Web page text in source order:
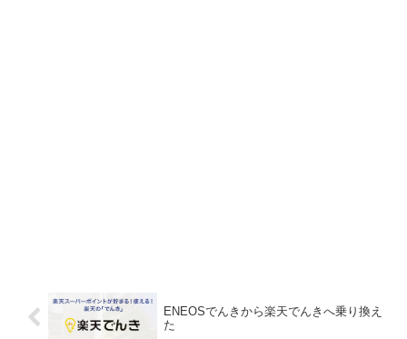
ENEOSでんきから楽天でんきへ乗り換え
た